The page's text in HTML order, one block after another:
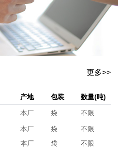
更多>>
产地 包装 数量(吨)
本厂 袋 不限
本厂 袋
不限
本厂 袋
不限